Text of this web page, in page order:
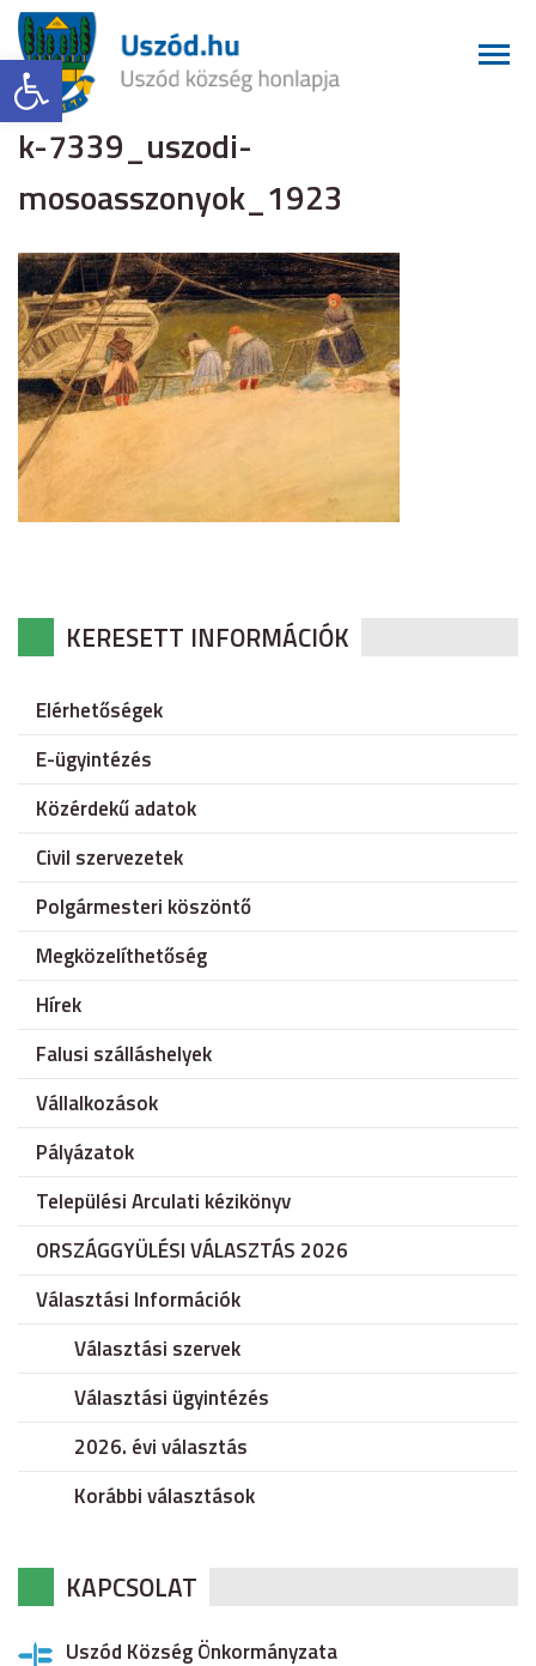
Eszköztár megnyitása
k-7339_uszodi-
mosoasszonyok_1923
KERESETT INFORMÁCIÓK
Elérhetőségek
E-ügyintézés
Közérdekű adatok
Civil szervezetek
Polgármesteri köszöntő
Megközelíthetőség
Hírek
Falusi szálláshelyek
Vállalkozások
Pályázatok
Települési Arculati kézikönyv
ORSZÁGGYÜLÉSI VÁLASZTÁS 2026
Választási Információk
Választási szervek
Választási ügyintézés
2026. évi választás
Korábbi választások
KAPCSOLAT
Uszód Község Önkormányzata